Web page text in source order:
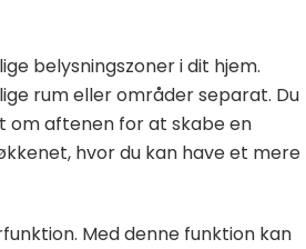
belysningszoner i dit hjem.
rum eller områder separat. Du
om aftenen for at skabe en
hvor du kan have et mere
Med denne funktion kan